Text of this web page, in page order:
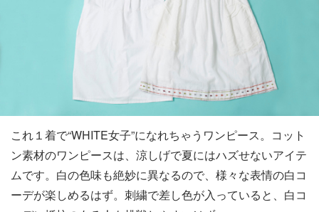
これ１着で“WHITE女子”になれちゃうワンピース。コット
ン素材のワンピースは、涼しげで夏にはハズせないアイテ
ムです。白の色味も絶妙に異なるので、様々な表情の白コ
ーデが楽しめるはず。刺繍で差し色が入っていると、白コ